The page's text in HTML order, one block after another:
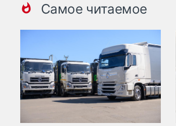
Самое читаемое